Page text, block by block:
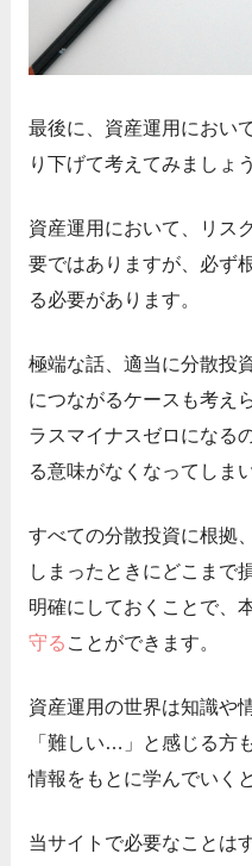
最後に、資産運用におい
り下げて考えてみましょう
資産運用において、リス
要ではありますが、必ず
る必要があります。
極端な話、適当に分散投
につながるケースも考え
ラスマイナスゼロになる
る意味がなくなってしま
すべての分散投資に根拠
しまったときにどこまで
明確にしておくことで、
守る ことができます。
資産運用の世界は知識や
「難しい…」と感じる方
情報をもとに学んでいく
当サイトで必要なことは